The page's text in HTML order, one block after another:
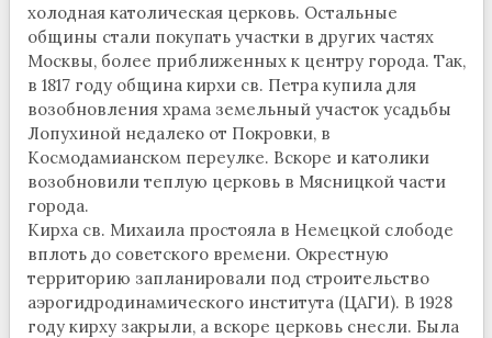
холодная католическая церковь. Остальные
общины стали покупать участки в других частях
Москвы, более приближенных к центру города. Так,
в 1817 году община кирхи св. Петра купила для
возобновления храма земельный участок усадьбы
Лопухиной недалеко от Покровки, в
Космодамианском переулке. Вскоре и католики
возобновили теплую церковь в Мясницкой части
города.
Кирха св. Михаила простояла в Немецкой слободе
вплоть до советского времени. Окрестную
территорию запланировали под строительство
аэрогидродинамического института (ЦАГИ). В 1928
году кирху закрыли, а вскоре церковь снесли. Была